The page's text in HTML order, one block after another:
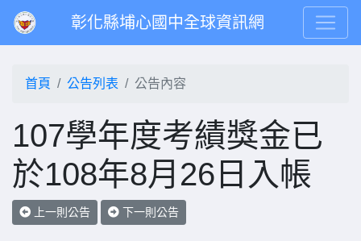
彰化縣埔心國中全球資訊網
首頁 公告列表 公告內容
107學年度考績獎金已
於108年8月26日入帳
上一則公告 下一則公告